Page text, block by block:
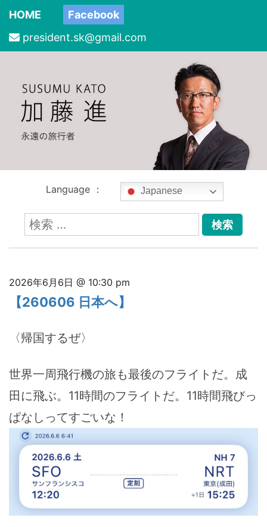
HOME
Facebook
president.sk@gmail.com
Language ： Japanese
検
索:
2026年6月6日 @ 10:30 pm
【260606 日本へ】
〈帰国するぜ〉
世界一周飛行機の旅も最後のフライトだ。成
田に飛ぶ。11時間のフライトだ。11時間飛びっ
ぱなしってすごいな！